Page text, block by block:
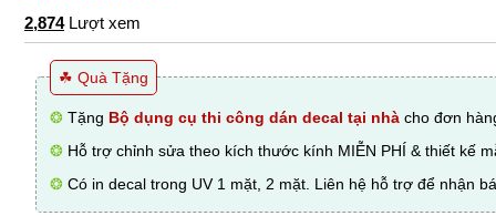
2,874Lượt xem
☘ Quà Tặng
❂ Tặng Bộ dụng cụ thi công dán decal tại nhà cho đơn
❂ Hỗ trợ chỉnh sửa theo kích thước kính MIỄN PHÍ & thiết kế
❂ Có in decal trong UV 1 mặt, 2 mặt. Liên hệ hỗ trợ để nhận